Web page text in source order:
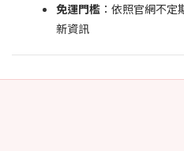
免運門檻 ：依照官網不
新資訊